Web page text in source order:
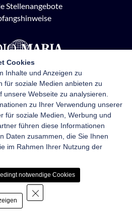
Stellenangebote
Österreich
Straße 21, 1120 Wien
1 710 70 72
Datenschutz
Cookies
Inhalte und Anzeigen zu
für soziale Medien anbieten zu
Webseite zu analysieren.
zu Ihrer Verwendung unserer
für soziale Medien, Werbung und
führen diese Informationen
Daten zusammen, die Sie Ihnen
im Rahmen Ihrer Nutzung der
notwendige Cookies